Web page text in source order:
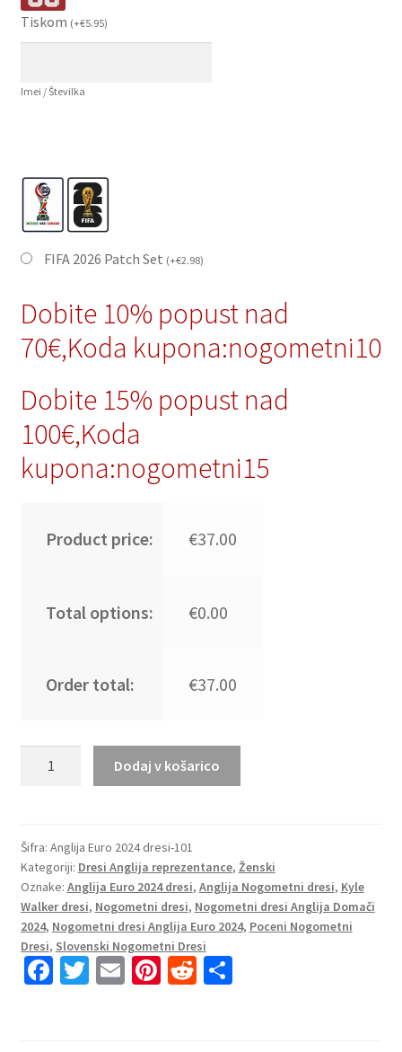
Tiskom (+€5.95)
Imei / Številka
FIFA 2026 Patch Set (+€2.98)
Dobite 10% popust nad
70€,Koda kupona:nogometni10
Dobite 15% popust nad
100€,Koda
kupona:nogometni15
Product price: €37.00
Total options: €0.00
Order total: €37.00
Anglija
Domači
Euro
2024
Kratek
Rokav
Kyle
Dodaj v košarico
Šifra: Anglija Euro 2024 dresi-101
Kategoriji: Dresi Anglija reprezentance, Ženski
Oznake: Anglija Euro 2024 dresi, Anglija Nogometni dresi, Kyle
Walker dresi, Nogometni dresi, Nogometni dresi Anglija Domači
2024, Nogometni dresi Anglija Euro 2024, Poceni Nogometni
Dresi, Slovenski Nogometni Dresi
Fa T E Pi R S